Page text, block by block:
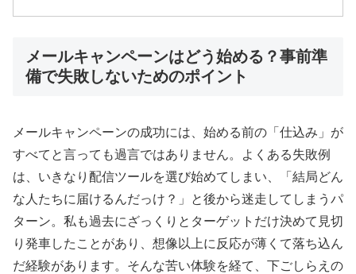
メールキャンペーンはどう始める？事前準
備で失敗しないためのポイント
メールキャンペーンの成功には、始める前の「仕込み」が
すべてと言っても過言ではありません。よくある失敗例
は、いきなり配信ツールを選び始めてしまい、「結局どん
な人たちに届けるんだっけ？」と後から迷走してしまうパ
ターン。私も過去にざっくりとターゲットだけ決めて見切
り発車したことがあり、想像以上に反応が薄くて落ち込ん
だ経験があります。そんな苦い体験を経て、下ごしらえの